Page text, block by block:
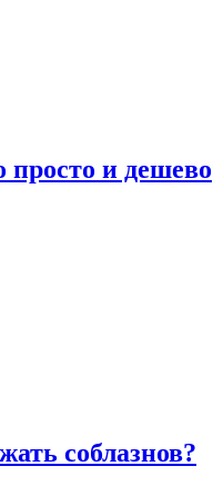
и дешево
соблазнов?